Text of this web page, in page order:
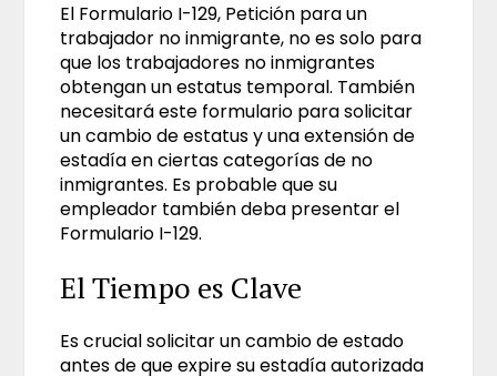
El Formulario I-129, Petición para un
trabajador no inmigrante, no es solo para
que los trabajadores no inmigrantes
obtengan un estatus temporal. También
necesitará este formulario para solicitar
un cambio de estatus y una extensión de
estadía en ciertas categorías de no
inmigrantes. Es probable que su
empleador también deba presentar el
Formulario I-129.
El Tiempo es Clave
Es crucial solicitar un cambio de estado
antes de que expire su estadía autorizada